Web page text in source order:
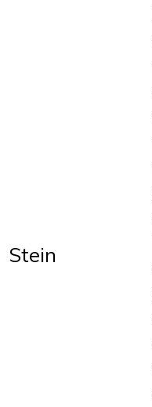
Stein